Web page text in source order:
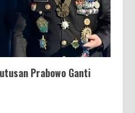
Prabowo Ganti